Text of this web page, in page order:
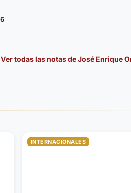
Ver todas las notas deJosé Enrique
INTERNACIONALES